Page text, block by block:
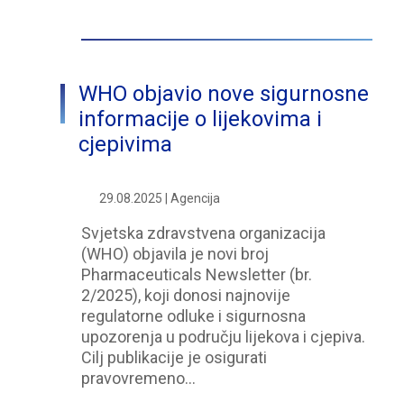
WHO objavio nove sigurnosne
informacije o lijekovima i
cjepivima
29.08.2025 | Agencija
Svjetska zdravstvena organizacija
(WHO) objavila je novi broj
Pharmaceuticals Newsletter (br.
2/2025), koji donosi najnovije
regulatorne odluke i sigurnosna
upozorenja u području lijekova i cjepiva.
Cilj publikacije je osigurati
pravovremeno…